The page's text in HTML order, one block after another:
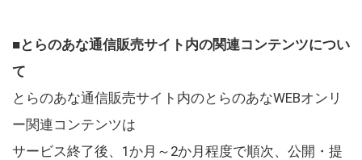
■とらのあな通信販売サイト内の関連コンテンツについ
て
とらのあな通信販売サイト内のとらのあなWEBオンリ
ー関連コンテンツは
サービス終了後、1か月～2か月程度で順次、公開・提